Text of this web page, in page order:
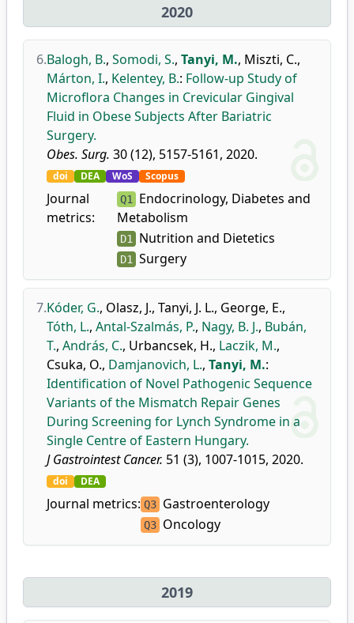
2020
6.Balogh, B., Somodi, S., Tanyi, M., Miszti, C.,
Márton, I., Kelentey, B.: Follow-up Study of
Microflora Changes in Crevicular Gingival
Fluid in Obese Subjects After Bariatric
Surgery.
Obes. Surg. 30 (12), 5157-5161, 2020.
doi DEA WoS Scopus
Journal
metrics:
Q1
Endocrinology, Diabetes and
Metabolism
D1 Nutrition and Dietetics
D1 Surgery
7.Kóder, G., Olasz, J., Tanyi, J. L., George, E.,
Tóth, L., Antal-Szalmás, P., Nagy, B. J., Bubán,
T., András, C., Urbancsek, H., Laczik, M.,
Csuka, O., Damjanovich, L., Tanyi, M.:
Identification of Novel Pathogenic Sequence
Variants of the Mismatch Repair Genes
During Screening for Lynch Syndrome in a
Single Centre of Eastern Hungary.
J Gastrointest Cancer. 51 (3), 1007-1015, 2020.
doi DEA
Journal metrics: Q3 Gastroenterology
Q3 Oncology
2019